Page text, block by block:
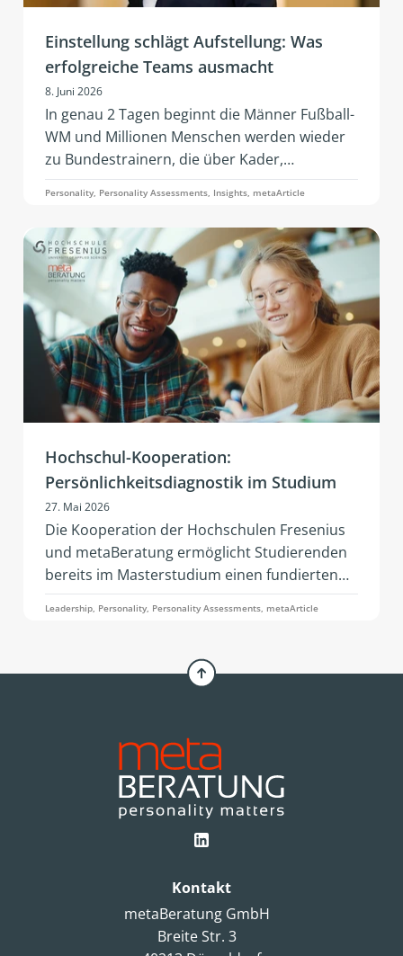
Einstellung schlägt Aufstellung: Was
erfolgreiche Teams ausmacht
8. Juni 2026
In genau 2 Tagen beginnt die Männer Fußball-
WM und Millionen Menschen werden wieder
zu Bundestrainern, die über Kader,
Aufstellung und Dreier- oder doch Viererkette
diskutieren. Ein Artikel von Simone Pelzer.
Personality, Personality Assessments, Insights, metaArticle
Hochschul-Kooperation:
Persönlichkeitsdiagnostik im Studium
27. Mai 2026
Die Kooperation der Hochschulen Fresenius
und metaBeratung ermöglicht Studierenden
bereits im Masterstudium einen fundierten
Zugang zu moderner
Persönlichkeitsdiagnostik, als Grundlage für
Leadership, Personality, Personality Assessments, metaArticle
Kontakt
metaBeratung GmbH
Breite Str. 3